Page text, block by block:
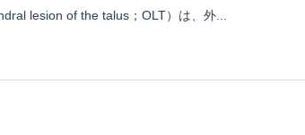
lesion of the talus；OLT）は、外...